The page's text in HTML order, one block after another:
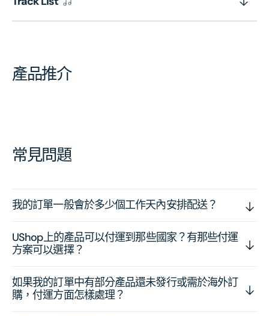
產品推介
常見問題
我的訂單一般會於多少個工作天內安排配送？
UShop上的產品可以付運到那些國家？有那些付運
方案可以選擇？
如果我的訂單中有部分產品還未發行或需於海外訂
購，付運方面怎樣處理？